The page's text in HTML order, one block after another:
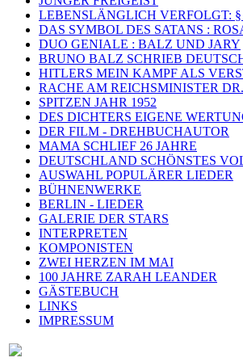
LEBENSLÄNGLICH VERFOLGT: §
DAS SYMBOL DES SATANS :
DUO GENIALE : BALZ UND JARY
BRUNO BALZ SCHRIEB
HITLERS MEIN KAMPF ALS
RACHE AM REICHSMINISTER
SPITZEN JAHR 1952
DES DICHTERS EIGENE
DER FILM - DREHBUCHAUTOR
MAMA SCHLIEF 26 JAHRE
DEUTSCHLAND SCHÖNSTES
AUSWAHL POPULÄRER LIEDER
BÜHNENWERKE
BERLIN - LIEDER
GALERIE DER STARS
INTERPRETEN
KOMPONISTEN
ZWEI HERZEN IM MAI
100 JAHRE ZARAH LEANDER
GÄSTEBUCH
LINKS
IMPRESSUM